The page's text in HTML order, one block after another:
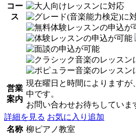
コー
ス
営業
案内
現在曜日と時間によりますが
中です。
お問い合わせお待ちしていま
詳細を見る お気に入り追加
名称 柳ピアノ教室